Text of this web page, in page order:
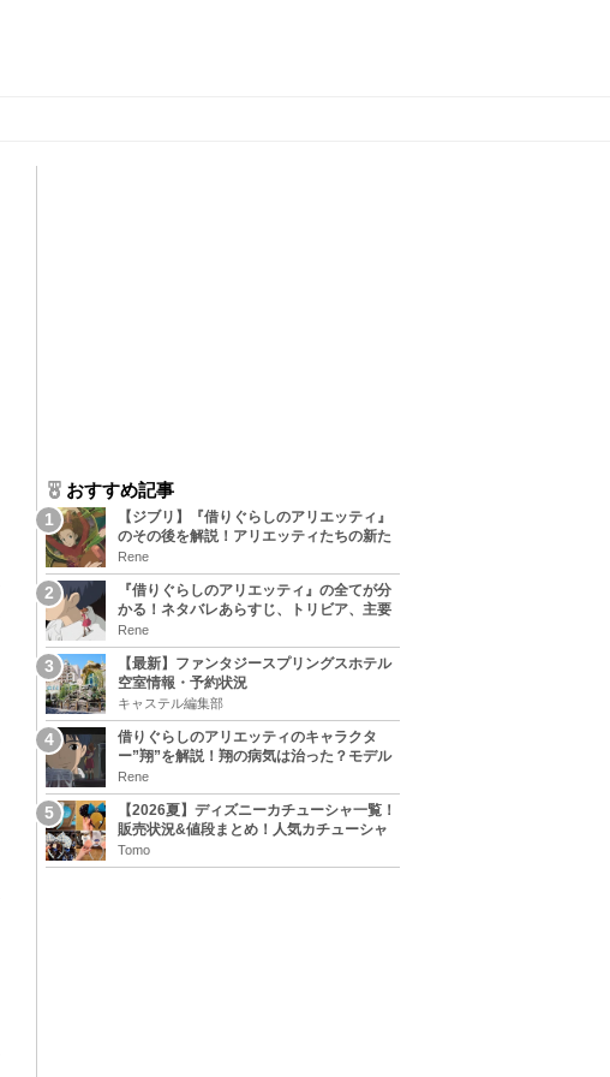
おすすめ記事
【ジブリ】『借りぐらしのアリエッティ』
のその後を解説！アリエッティたちの新た
な住処は？翔の病気は治る？
Rene
『借りぐらしのアリエッティ』の全てが分
かる！ネタバレあらすじ、トリビア、主要
キャラまとめ！
Rene
【最新】ファンタジースプリングスホテル
空室情報・予約状況
キャステル編集部
借りぐらしのアリエッティのキャラクタ
ー”翔”を解説！翔の病気は治った？モデル
は誰？
Rene
【2026夏】ディズニーカチューシャ一覧！
販売状況&値段まとめ！人気カチューシャ
をチェック
Tomo